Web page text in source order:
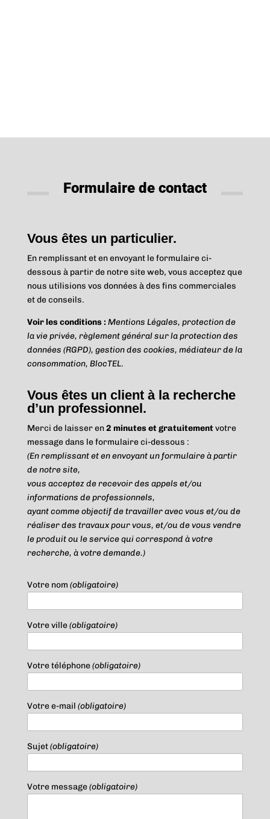
Formulaire de contact
Vous êtes un particulier.
En remplissant et en envoyant le formulaire ci-
dessous à partir de notre site web, vous acceptez que
nous utilisions vos données à des fins commerciales
et de conseils.
Voir les conditions :Mentions Légales, protection de
la vie privée, règlement général sur la protection des
données (RGPD), gestion des cookies, médiateur de la
consommation, BlocTEL.
Vous êtes un client à la recherche
d’un professionnel.
Merci de laisser en2 minutes et gratuitement votre
message dans le formulaire ci-dessous :
(En remplissant et en envoyant un formulaire à partir
de notre site,
vous acceptez de recevoir des appels et/ou
informations de professionnels,
ayant comme objectif de travailler avec vous et/ou de
réaliser des travaux pour vous, et/ou de vous vendre
le produit ou le service qui correspond à votre
recherche, à votre demande.)
Votre nom (obligatoire)
Votre ville(obligatoire)
Votre téléphone(obligatoire)
Votre e-mail (obligatoire)
Sujet(obligatoire)
Votre message(obligatoire)